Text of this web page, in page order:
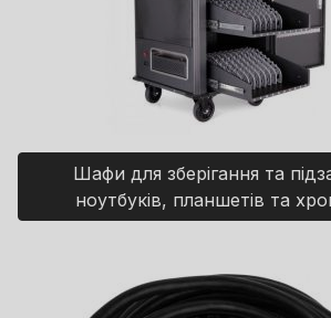
Шафи для зберігання та
ноутбуків, планшетів та